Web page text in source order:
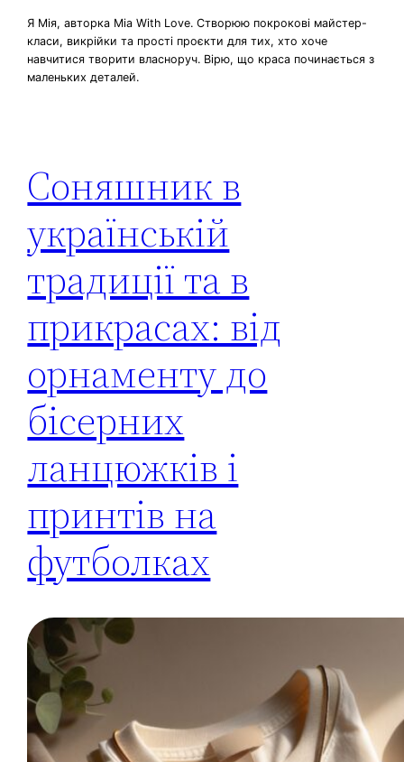
Я Мія, авторка Mia With Love. Створюю покрокові майстер-
класи, викрійки та прості проєкти для тих, хто хоче
навчитися творити власноруч. Вірю, що краса починається з
маленьких деталей.
Соняшник в
українській
традиції та в
прикрасах: від
орнаменту до
бісерних
ланцюжків і
принтів на
футболках